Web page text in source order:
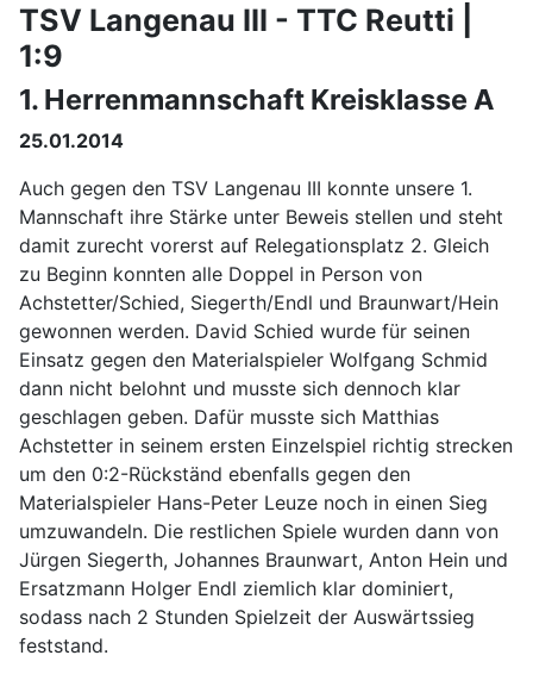
TSV Langenau III - TTC Reutti |
1:9
1. Herrenmannschaft Kreisklasse A
25.01.2014
Auch gegen den TSV Langenau III konnte unsere 1.
Mannschaft ihre Stärke unter Beweis stellen und steht
damit zurecht vorerst auf Relegationsplatz 2. Gleich
zu Beginn konnten alle Doppel in Person von
Achstetter/Schied, Siegerth/Endl und Braunwart/Hein
gewonnen werden. David Schied wurde für seinen
Einsatz gegen den Materialspieler Wolfgang Schmid
dann nicht belohnt und musste sich dennoch klar
geschlagen geben. Dafür musste sich Matthias
Achstetter in seinem ersten Einzelspiel richtig strecken
um den 0:2-Rückständ ebenfalls gegen den
Materialspieler Hans-Peter Leuze noch in einen Sieg
umzuwandeln. Die restlichen Spiele wurden dann von
Jürgen Siegerth, Johannes Braunwart, Anton Hein und
Ersatzmann Holger Endl ziemlich klar dominiert,
sodass nach 2 Stunden Spielzeit der Auswärtssieg
feststand.